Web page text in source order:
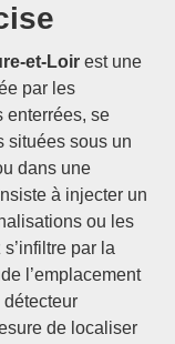
et-Loir est une
par les
enterrées, se
situées sous un
dans une
à injecter un
ou les
par la
l’emplacement
détecteur
de localiser